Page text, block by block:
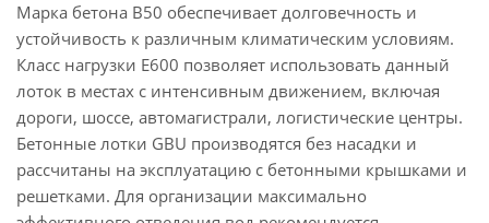
Марка бетона B50 обеспечивает долговечность и
устойчивость к различным климатическим условиям.
Класс нагрузки E600 позволяет использовать данный
лоток в местах с интенсивным движением, включая
дороги, шоссе, автомагистрали, логистические центры.
Бетонные лотки GBU производятся без насадки и
рассчитаны на эксплуатацию с бетонными крышками и
решетками. Для организации максимально